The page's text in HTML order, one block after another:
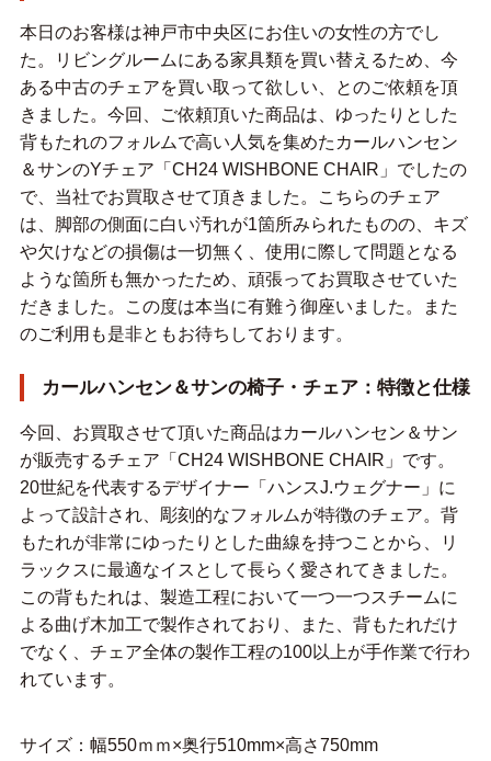
本日のお客様は神戸市中央区にお住いの女性の方でし
た。リビングルームにある家具類を買い替えるため、今
ある中古のチェアを買い取って欲しい、とのご依頼を頂
きました。今回、ご依頼頂いた商品は、ゆったりとした
背もたれのフォルムで高い人気を集めたカールハンセン
＆サンのYチェア「CH24 WISHBONE CHAIR」でしたの
で、当社でお買取させて頂きました。こちらのチェア
は、脚部の側面に白い汚れが1箇所みられたものの、キズ
や欠けなどの損傷は一切無く、使用に際して問題となる
ような箇所も無かったため、頑張ってお買取させていた
だきました。この度は本当に有難う御座いました。また
のご利用も是非ともお待ちしております。
カールハンセン＆サンの椅子・チェア：特徴と仕様
今回、お買取させて頂いた商品はカールハンセン＆サン
が販売するチェア「CH24 WISHBONE CHAIR」です。
20世紀を代表するデザイナー「ハンスJ.ウェグナー」に
よって設計され、彫刻的なフォルムが特徴のチェア。背
もたれが非常にゆったりとした曲線を持つことから、リ
ラックスに最適なイスとして長らく愛されてきました。
この背もたれは、製造工程において一つ一つスチームに
よる曲げ木加工で製作されており、また、背もたれだけ
でなく、チェア全体の製作工程の100以上が手作業で行わ
れています。
サイズ：幅550ｍｍ×奥行510mm×高さ750mm